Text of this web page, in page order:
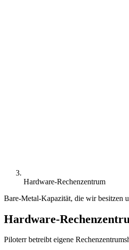
Hardware-Rechenzentrum
Bare-Metal-Kapazität, die wir besitzen
Hardware-
Piloterr betreibt eigene